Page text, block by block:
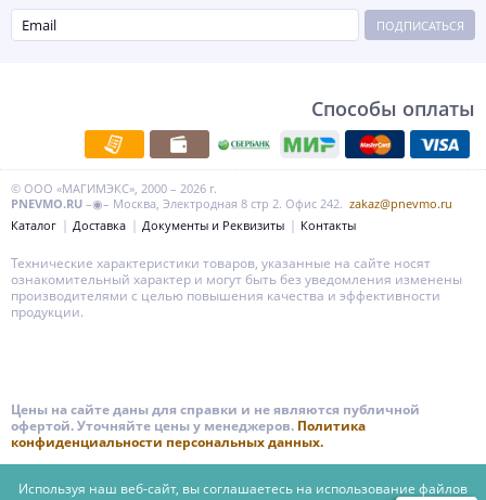
ПОДПИСАТЬСЯ
Способы оплаты
© ООО «МАГИМЭКС», 2000 – 2026 г.
PNEVMO.RU –◉– Москва, Электродная 8 стр 2. Офис 242. zakaz@pnevmo.ru
Каталог
Доставка Документы и Реквизиты Контакты
Технические характеристики товаров, указанные на сайте носят
ознакомительный характер и могут быть без уведомления изменены
производителями с целью повышения качества и эффективности
продукции.
Цены на сайте даны для справки и не являются публичной
офертой. Уточняйте цены у менеджеров. Политика
конфиденциальности персональных данных.
Используя наш веб-сайт, вы соглашаетесь на использование файлов